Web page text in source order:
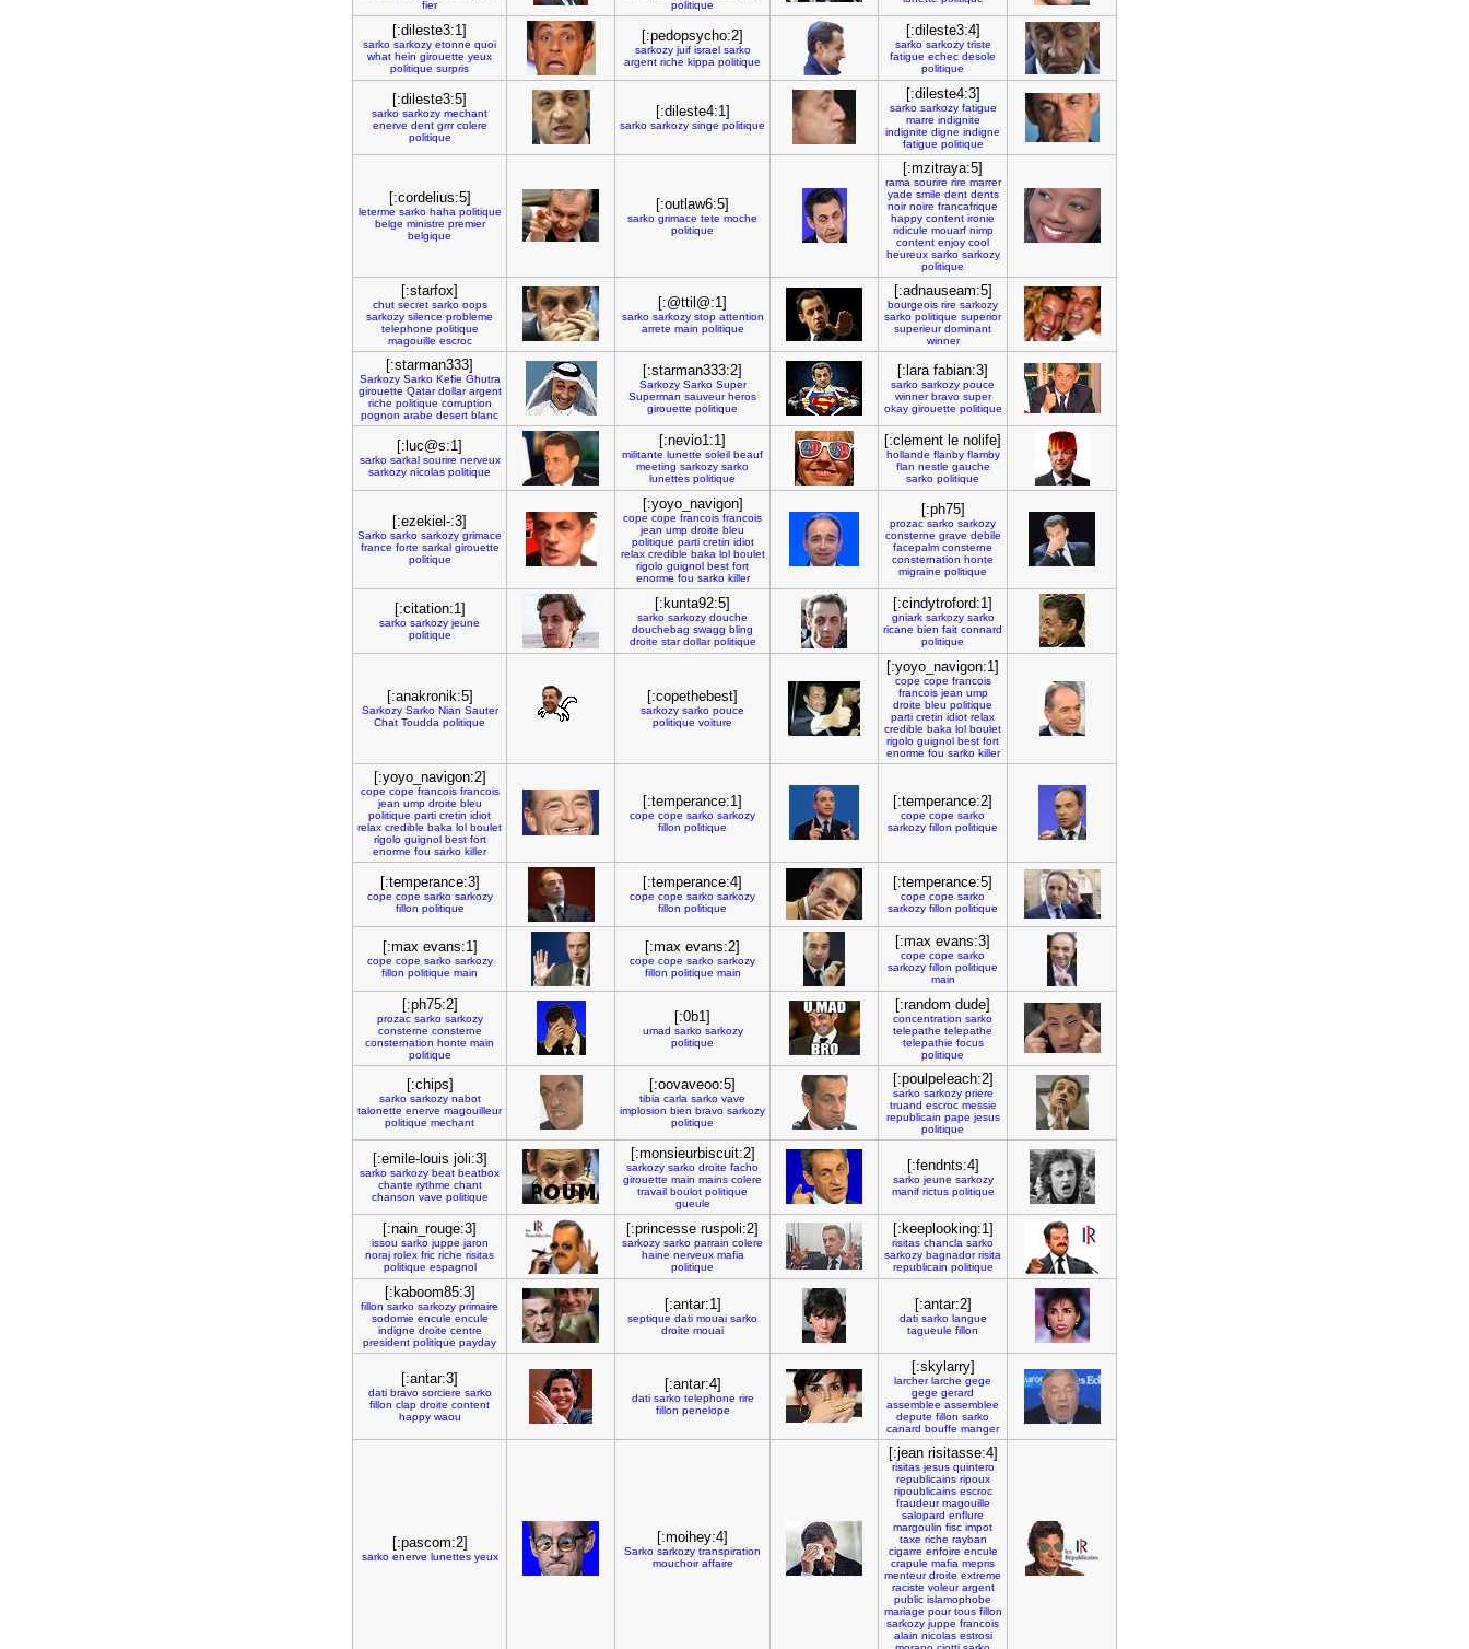
fier
politique
[:dileste3:1]
sarko sarkozy etonne quoi
what hein girouette yeux
politique surpris
[:pedopsycho:2]
sarkozy juif israel sarko
argent riche kippa politique
[:dileste3:4]
sarko sarkozy triste
fatigue echec desole
politique
[:dileste3:5]
sarko sarkozy mechant
enerve dent grrr colere
politique
[:dileste4:1]
sarko sarkozy singe politique
[:dileste4:3]
sarko sarkozy fatigue
marre indignite
indignite digne indigne
fatigue politique
[:cordelius:5]
leterme sarko haha politique
belge ministre premier
belgique
[:outlaw6:5]
sarko grimace tete moche
politique
[:mzitraya:5]
rama sourire rire marrer
yade smile dent dents
noir noire francafrique
happy content ironie
ridicule mouarf nimp
content enjoy cool
heureux sarko sarkozy
politique
[:starfox]
chut secret sarko oops
sarkozy silence probleme
telephone politique
magouille escroc
[:@ttil@:1]
sarko sarkozy stop attention
arrete main politique
[:adnauseam:5]
bourgeois rire sarkozy
sarko politique superior
superieur dominant
winner
[:starman333]
Sarkozy Sarko Kefie Ghutra
girouette Qatar dollar argent
riche politique corruption
pognon arabe desert blanc
[:starman333:2]
Sarkozy Sarko Super
Superman sauveur heros
girouette politique
[:lara fabian:3]
sarko sarkozy pouce
winner bravo super
okay girouette politique
[:luc@s:1]
sarko sarkal sourire nerveux
sarkozy nicolas politique
[:nevio1:1]
militante lunette soleil beauf
meeting sarkozy sarko
lunettes politique
[:clement le nolife]
hollande flanby flamby
flan nestle gauche
sarko politique
[:ezekiel-:3]
Sarko sarko sarkozy grimace
france forte sarkal girouette
politique
[:yoyo_navigon]
cope cope francois francois
jean ump droite bleu
politique parti cretin idiot
relax credible baka lol boulet
rigolo guignol best fort
enorme fou sarko killer
[:ph75]
prozac sarko sarkozy
consterne grave debile
facepalm consterne
consternation honte
migraine politique
[:citation:1]
sarko sarkozy jeune
politique
[:kunta92:5]
sarko sarkozy douche
douchebag swagg bling
droite star dollar politique
[:cindytroford:1]
gniark sarkozy sarko
ricane bien fait connard
politique
[:anakronik:5]
Sarkozy Sarko Nian Sauter
Chat Toudda politique
[:copethebest]
sarkozy sarko pouce
politique voiture
[:yoyo_navigon:1]
cope cope francois
francois jean ump
droite bleu politique
parti cretin idiot relax
credible baka lol boulet
rigolo guignol best fort
enorme fou sarko killer
[:yoyo_navigon:2]
cope cope francois francois
jean ump droite bleu
politique parti cretin idiot
relax credible baka lol boulet
rigolo guignol best fort
enorme fou sarko killer
[:temperance:1]
cope cope sarko sarkozy
fillon politique
[:temperance:2]
cope cope sarko
sarkozy fillon politique
[:temperance:3]
cope cope sarko sarkozy
fillon politique
[:temperance:4]
cope cope sarko sarkozy
fillon politique
[:temperance:5]
cope cope sarko
sarkozy fillon politique
[:max evans:1]
cope cope sarko sarkozy
fillon politique main
[:max evans:2]
cope cope sarko sarkozy
fillon politique main
[:max evans:3]
cope cope sarko
sarkozy fillon politique
main
[:ph75:2]
prozac sarko sarkozy
consterne consterne
consternation honte main
politique
[:0b1]
umad sarko sarkozy
politique
[:random dude]
concentration sarko
telepathe telepathe
telepathie focus
politique
[:chips]
sarko sarkozy nabot
talonette enerve magouilleur
politique mechant
[:oovaveoo:5]
tibia carla sarko vave
implosion bien bravo sarkozy
politique
[:poulpeleach:2]
sarko sarkozy priere
truand escroc messie
republicain pape jesus
politique
[:emile-louis joli:3]
sarko sarkozy beat beatbox
chante rythme chant
chanson vave politique
[:monsieurbiscuit:2]
sarkozy sarko droite facho
girouette main mains colere
travail boulot politique
gueule
[:fendnts:4]
sarko jeune sarkozy
manif rictus politique
[:nain_rouge:3]
issou sarko juppe jaron
noraj rolex fric riche risitas
politique espagnol
[:princesse ruspoli:2]
sarkozy sarko parrain colere
haine nerveux mafia
politique
[:keeplooking:1]
risitas chancla sarko
sarkozy bagnador risita
republicain politique
[:kaboom85:3]
fillon sarko sarkozy primaire
sodomie encule encule
indigne droite centre
president politique payday
[:antar:1]
septique dati mouai sarko
droite mouai
[:antar:2]
dati sarko langue
tagueule fillon
[:antar:3]
dati bravo sorciere sarko
fillon clap droite content
happy waou
[:antar:4]
dati sarko telephone rire
fillon penelope
[:skylarry]
larcher larche gege
gege gerard
assemblee assemblee
depute fillon sarko
canard bouffe manger
[:pascom:2]
sarko enerve lunettes yeux
[:moihey:4]
Sarko sarkozy transpiration
mouchoir affaire
[:jean risitasse:4]
risitas jesus quintero
republicains ripoux
ripoublicains escroc
fraudeur magouille
salopard enflure
margoulin fisc impot
taxe riche rayban
cigarre enfoire encule
crapule mafia mepris
menteur droite extreme
raciste voleur argent
public islamophobe
mariage pour tous fillon
sarkozy juppe francois
alain nicolas estrosi